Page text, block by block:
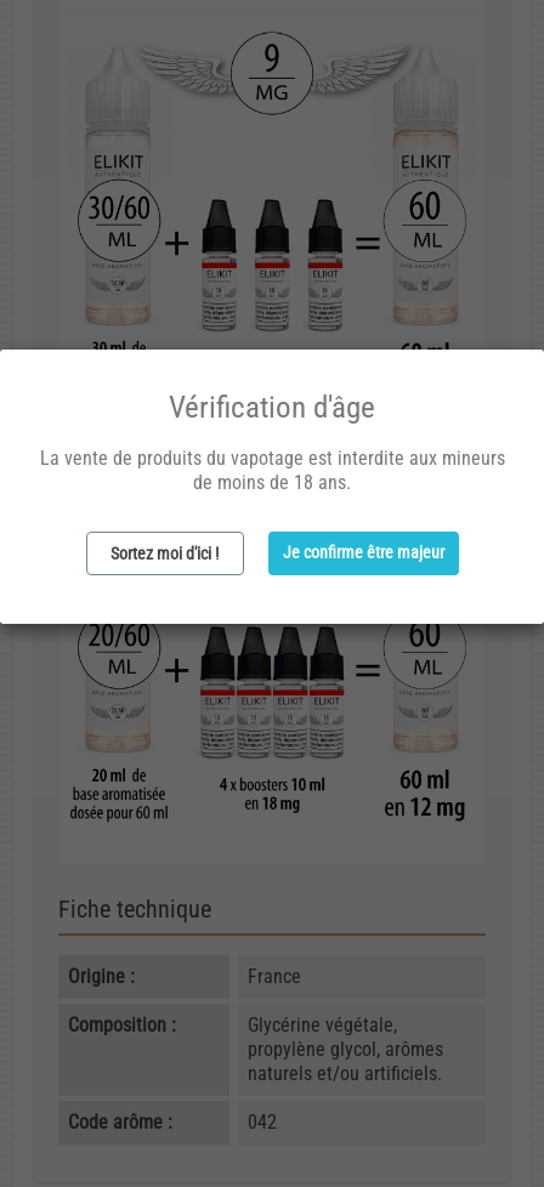
Fiche technique
Origine : France
Composition :
Glycérine végétale,
propylène glycol, arômes
naturels et/ou artificiels.
Code arôme : 042
Vérification d'âge
La vente de produits du vapotage est interdite aux mineurs
de moins de 18 ans.
Sortez moi d'ici ! Je confirme être majeur